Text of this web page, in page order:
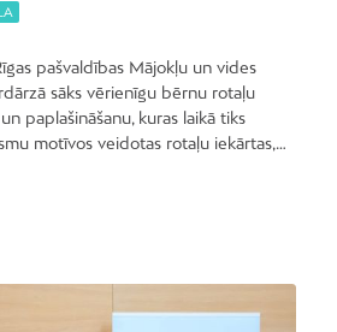
pašvaldības Mājokļu un vides
sāks vērienīgu bērnu rotaļu
paplašināšanu, kuras laikā tiks
motīvos veidotas rotaļu iekārtas,…